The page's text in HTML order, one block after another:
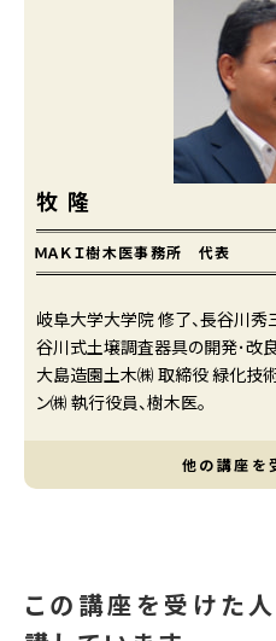
牧 隆
ＭＡＫＩ樹木医事務所 代表
岐阜大学大学院 修了、長谷川
谷川式土壌調査器具の開発･改
大島造園土木㈱ 取締役 緑化技術
ン㈱ 執行役員、樹木医。
他の講座を
この講座を受けた